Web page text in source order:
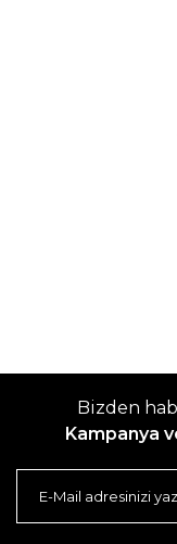
Bizden
Kampanya